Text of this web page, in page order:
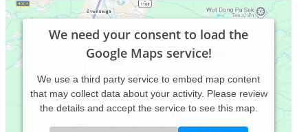
We need your consent to load the
Google Maps service!
We use a third party service to embed map content
that may collect data about your activity. Please review
the details and accept the service to see this map.